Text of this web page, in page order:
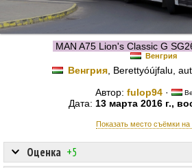
MAN A75 Lion's Classic G
Венгрия
Венгрия , Berettyóújfalu,
Автор: fulop94 ·
Дата: 13 марта 2016 г.,
Показать место съёмки на
Оценка +5